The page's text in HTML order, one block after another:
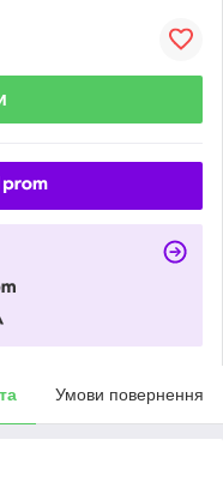
Умови повернення